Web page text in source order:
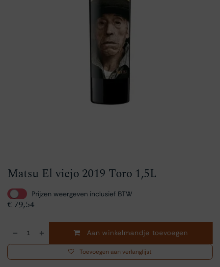
Matsu El viejo 2019 Toro 1,5L
Prijzen weergeven inclusief BTW
€ 79,54
Aan winkelmandje toevoegen
Toevoegen aan verlanglijst